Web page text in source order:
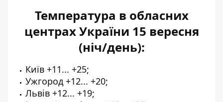
Температура в обласних
центрах України 15 вересня
(ніч/день):
Київ +11... +25;
Ужгород +12... +20;
Львів +12... +19;